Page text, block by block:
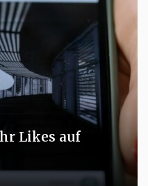
Likes auf